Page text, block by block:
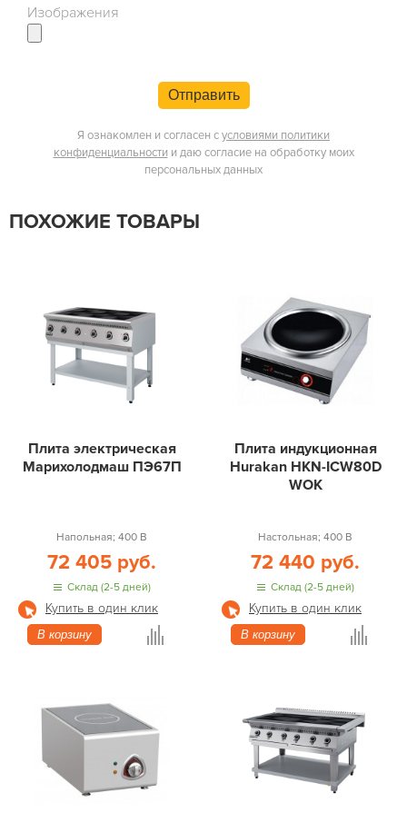
Изображения
Отправить
Я ознакомлен и согласен сусловиями политики
конфиденциальности и даю согласие на обработку моих
персональных данных
ПОХОЖИЕ ТОВАРЫ
Плита электрическая
Марихолодмаш ПЭ67П
Напольная; 400 В
72 405 руб.
Склад (2-5 дней)
Купить в один клик
В корзину
Плита индукционная
Hurakan HKN-ICW80D
WOK
Настольная; 400 В
72 440 руб.
Склад (2-5 дней)
Купить в один клик
В корзину